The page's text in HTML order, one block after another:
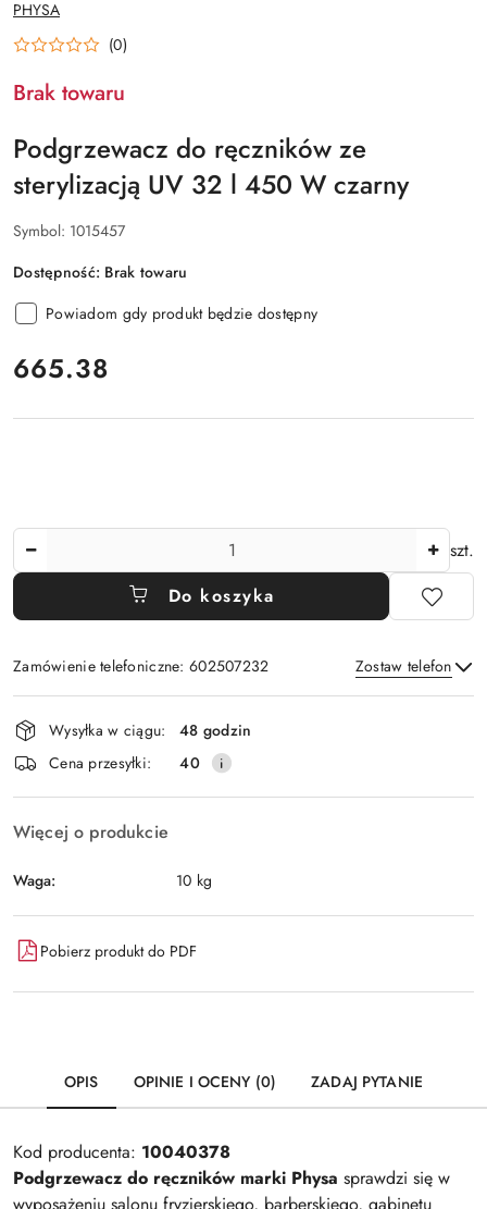
PRODUCENTA:
PHYSA
(0)
Brak towaru
Podgrzewacz do ręczników ze
sterylizacją UV 32 l 450 W czarny
Symbol: 1015457
Dostępność: Brak towaru
Powiadom gdy produkt będzie dostępny
cena:
665.38
szt.
Do koszyka
Zamówienie telefoniczne: 602507232 Zostaw telefon
Wyślij
Dostępność
i
dostawa
Wysyłka w ciągu:
48 godzin
Cena przesyłki:
40
Więcej o produkcie
Waga: 10 kg
Pobierz produkt do PDF
OPIS OPINIE I OCENY (0) ZADAJ PYTANIE
Kod producenta: 10040378
Podgrzewacz do ręczników marki Physa sprawdzi się w